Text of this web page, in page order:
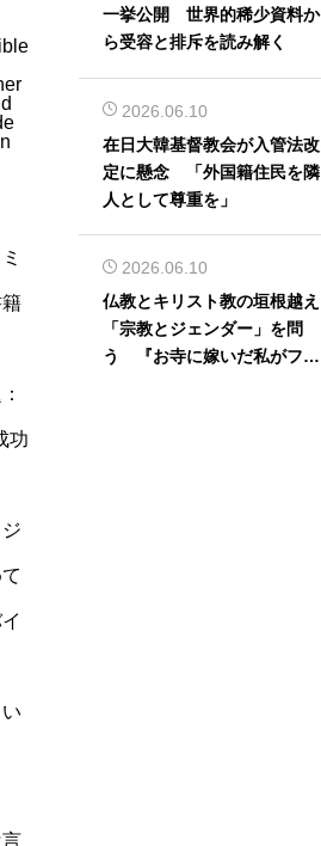
功
一挙公開 世界的稀少資料か
ら受容と排斥を読み解く
2026.06.10
在日大韓基督教会が入管法改
定に懸念 「外国籍住民を隣
人として尊重を」
2026.06.10
仏教とキリスト教の垣根越え
「宗教とジェンダー」を問
う 『お寺に嫁いだ私がフェ